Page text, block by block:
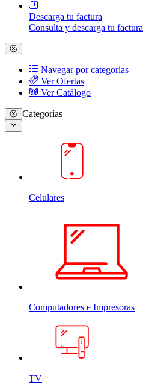
Descarga tu factura
Consulta y descarga tu factura
Navegar por categorias
Ver Ofertas
Ver Catálogo
Categorías
Celulares
Computadores e Impresoras
TV